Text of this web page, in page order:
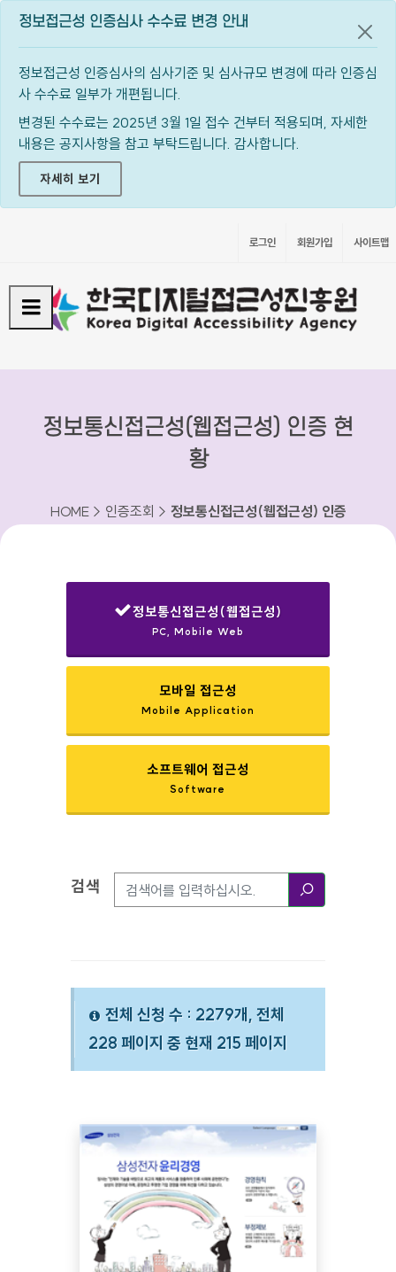
정보접근성 인증심사 수수료 변경 안내
정보접근성 인증심사의 심사기준 및 심사규모 변경에 따라 인증심
사 수수료 일부가 개편됩니다.
변경된 수수료는 2025년 3월 1일 접수 건부터 적용되며, 자세한
내용은 공지사항을 참고 부탁드립니다. 감사합니다.
자세히 보기
공지
로그인 회원가입 사이트맵
정보통신접근성(웹접근성) 인증 현
황
HOME > 인증조회 > 정보통신접근성(웹접근성) 인증
정보통신접근성(웹접근성)
PC, Mobile Web
모바일 접근성
Mobile Application
소프트웨어 접근성
Software
검색옵션
검색
전체 신청 수 : 2279개, 전체
228 페이지 중 현재 215 페이지